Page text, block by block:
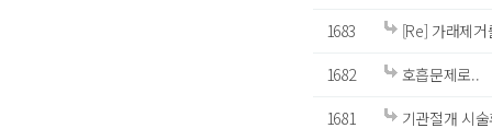
1683
[Re] 가래제
1682
호흡문제로..
1681
기관절개 시